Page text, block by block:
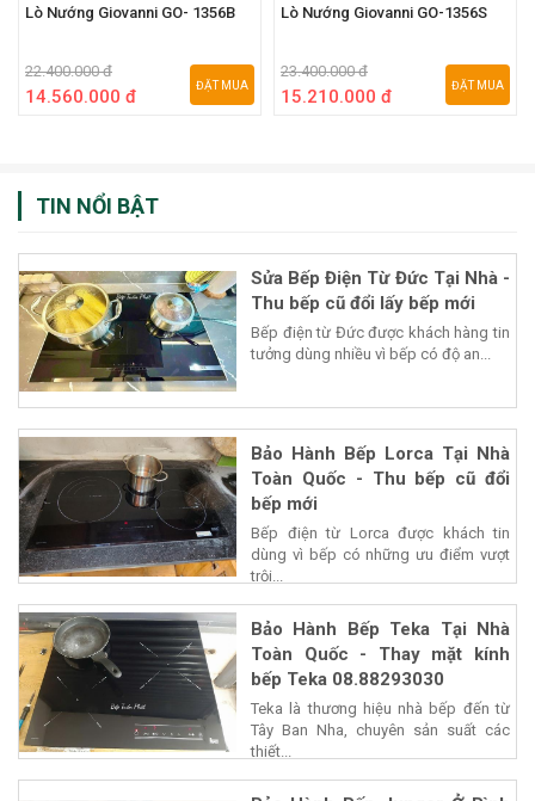
Lò Nướng Giovanni GO- 1356B
22.400.000 đ
14.560.000 đ
ĐẶT MUA
Lò Nướng Giovanni GO-1356S
23.400.000 đ
15.210.000 đ
ĐẶT MUA
TIN NỔI BẬT
Sửa Bếp Điện Từ Đức Tại Nhà -
Thu bếp cũ đổi lấy bếp mới
Bếp điện từ Đức được khách hàng tin
tưởng dùng nhiều vì bếp có độ an...
Bảo Hành Bếp Lorca Tại Nhà
Toàn Quốc - Thu bếp cũ đổi
bếp mới
Bếp điện từ Lorca được khách tin
dùng vì bếp có những ưu điểm vượt
trội...
Bảo Hành Bếp Teka Tại Nhà
Toàn Quốc - Thay mặt kính
bếp Teka 08.88293030
Teka là thương hiệu nhà bếp đến từ
Tây Ban Nha, chuyên sản suất các
thiết...